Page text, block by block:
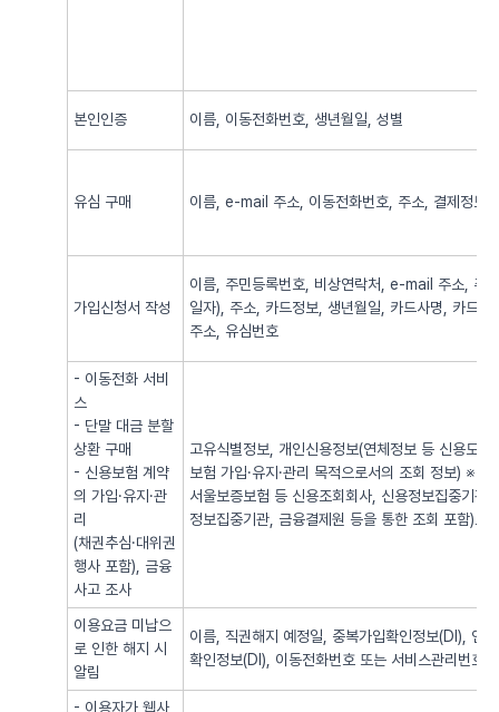
본인인증 이름, 이동전화번호, 생년월일, 성별
유심 구매 이름, e-mail 주소, 이동전화번호, 주소, 결제정보,
가입신청서 작성
이름, 주민등록번호, 비상연락처, e-mail 주소, 주
일자), 주소, 카드정보, 생년월일, 카드사명, 카드
주소, 유심번호
- 이동전화 서비
스
- 단말 대금 분할
상환 구매
- 신용보험 계약
의 가입·유지·관
리
(채권추심·대위권
행사 포함), 금융
사고 조사
고유식별정보, 개인신용정보(연체정보 등 신용도
보험 가입·유지·관리 목적으로서의 조회 정보) ※
서울보증보험 등 신용조회회사, 신용정보집중기관
정보집중기관, 금융결제원 등을 통한 조회 포함)로
이용요금 미납으
로 인한 해지 시
알림
이름, 직권해지 예정일, 중복가입확인정보(DI), 연
확인정보(DI), 이동전화번호 또는 서비스관리번호
- 이용자가 웹사